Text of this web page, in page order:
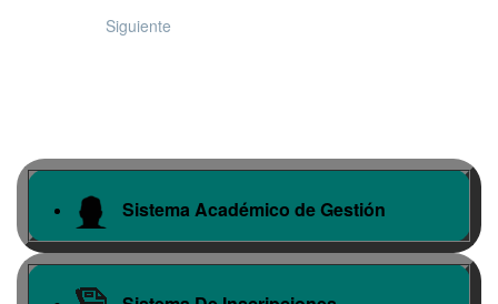
Siguiente
Sistema Académico de Gestión